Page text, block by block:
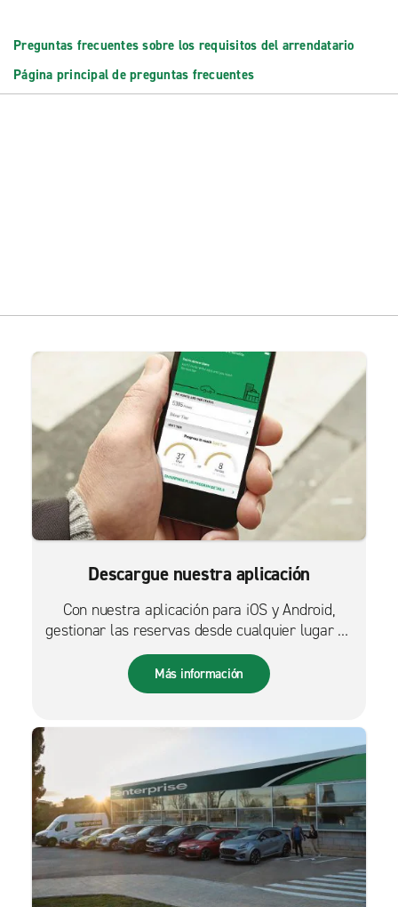
Preguntas frecuentes sobre los requisitos del arrendatario
Página principal de preguntas frecuentes
Descargue nuestra aplicación
Con nuestra aplicación para iOS y Android,
gestionar las reservas desde cualquier lugar es
más fácil que nunca.
Más información